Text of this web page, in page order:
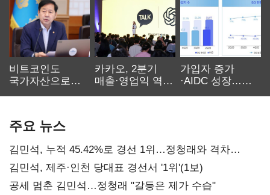
비트코인도
국가자산으로…'
카카오, 2분기
매출·영업익 역대
가입자 증가
·AIDC 성장…
주요 뉴스
김민석, 누적 45.42%로 경선 1위…정청래와 격차
0.86%p(2보)
김민석, 제주·인천 당대표 경선서 '1위'(1보)
공세 멈춘 김민석…정청래 "갈등은 제가 수습"